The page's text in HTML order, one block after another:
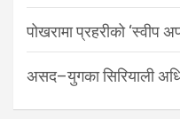
पोखरामा प्रहरीको ‘स्वीप
असद–युगका सिरियाली